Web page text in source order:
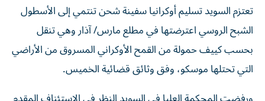
تعتزم السويد تسليم أوكرانيا سفينة شحن تنتمي إلى الأسطول
الشبح الروسي اعترضتها في مطلع مارس/ آذار وهي تنقل
بحسب كييف حمولة من القمح الأوكراني المسروق من الأراضي
التي تحتلها موسكو، وفق وثائق قضائية الخميس.